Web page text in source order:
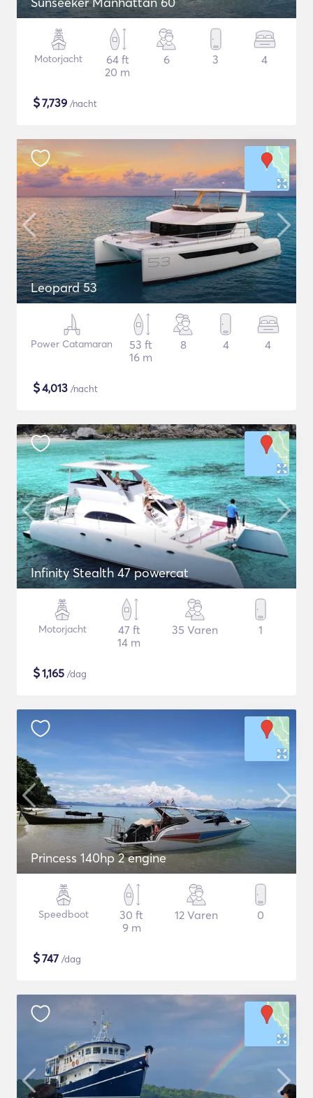
Motorjacht
64 ft
20 m
6 3 4
$7,739 /nacht
Leopard 53
Power Catamaran
53 ft
16 m
8 4 4
$4,013 /nacht
Infinity Stealth 47 powercat
Motorjacht
47 ft
14 m
35 Varen 1
$1,165 /dag
Princess 140hp 2 engine
Speedboot
30 ft
9 m
12 Varen 0
$747 /dag